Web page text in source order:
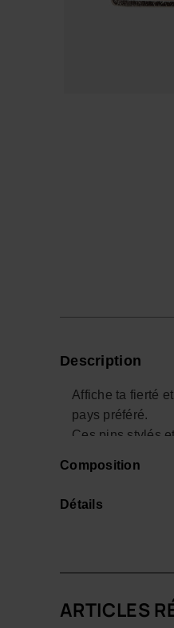
Description
Affiche ta fierté
pays préféré.
Ces pins stylés
Que ce soit
Achète en ligne
Composition
Détails
ARTICLES